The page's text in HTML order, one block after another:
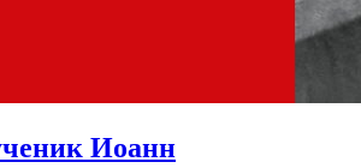
Иоанн